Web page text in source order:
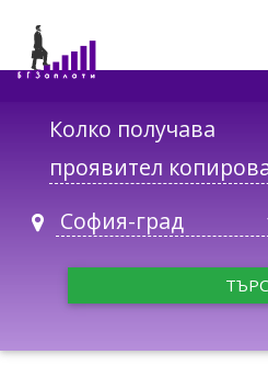
Колко получава